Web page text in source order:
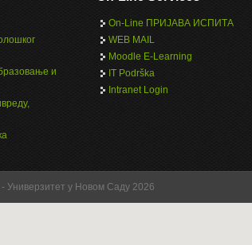
и
On-Line ПРИЈАВА ИСПИТА
WEB MAIL
Moodle E-Learning
IT Podrška
Intranet Login
Универзитет у Новом Саду 2026